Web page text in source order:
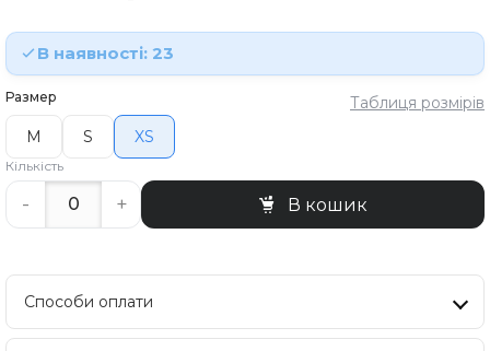
В наявності: 23
Размер
M S XS
Таблиця розмірів
Кількість
- + В кошик
Способи оплати